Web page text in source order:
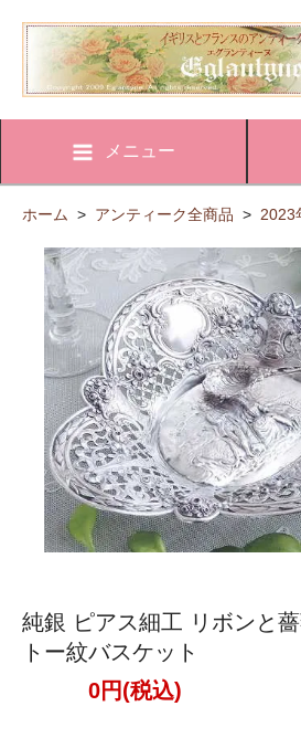
メニュー
ホーム > アンティーク全商品 > 2023
純銀 ピアス細工 リボンと
トー紋バスケット
0円(税込)